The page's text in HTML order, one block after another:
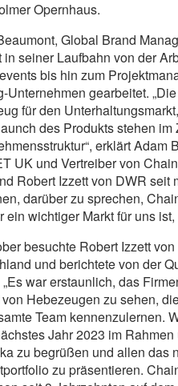
Opernhaus.
Global Brand
in seiner Laufbahn von der
bis hin zum
Unternehmen gearbeitet.
für den
des Produkts stehen
erklärt Adam
UK und Vertreiber von
Robert Izzett von DWR seit
darüber zu sprechen,
ein wichtiger Markt für uns
besuchte Robert Izzett
und berichtete von der
„Es war erstaunlich, das
Hebezeugen zu sehen,
Team kennenzulernen.
Jahr 2023 im
zu begrüßen und allen das
zu präsentieren.